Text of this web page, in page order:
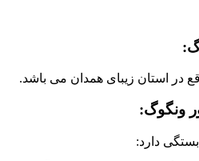
در استان زیبای همدان می باشد.
ونگوگ:
دارد: